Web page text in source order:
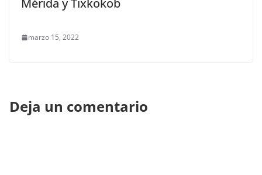
Mérida y Tixkokob
marzo 15, 2022
Deja un comentario